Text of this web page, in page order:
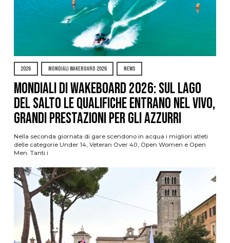
2026 MONDIALI WAKEBOARD 2026 NEWS
Mondiali di Wakeboard 2026: sul Lago
del Salto le qualifiche entrano nel vivo,
grandi prestazioni per gli azzurri
Nella seconda giornata di gare scendono in acqua i migliori atleti
delle categorie Under 14, Veteran Over 40, Open Women e Open
Men. Tanti i